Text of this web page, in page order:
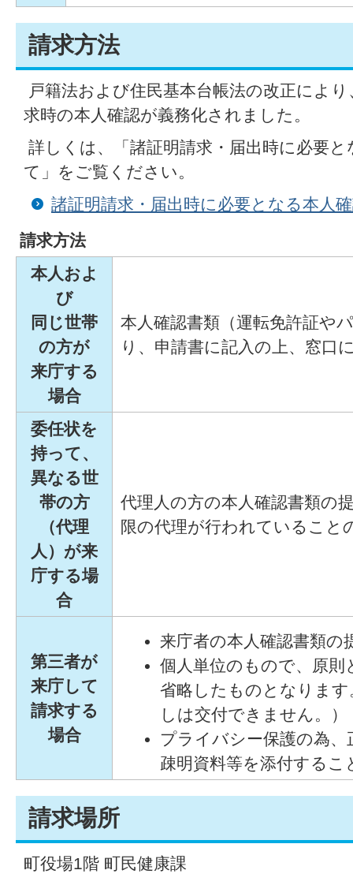
請求方法
戸籍法および住民基本台帳法の改正によ
求時の本人確認が義務化されました。
詳しくは、「諸証明請求・届出時に必要
て」をご覧ください。
諸証明請求・届出時に必要となる本人
請求方法
本人およ
び
同じ世帯
の方が
来庁する
場合
本人確認書類（運転免許証や
り、申請書に記入の上、窓口
委任状を
持って、
異なる世
帯の方
（代理
人）が来
庁する場
合
代理人の方の本人確認書類の
限の代理が行われていること
第三者が
来庁して
請求する
場合
来庁者の本人確認書類の
個人単位のもので、原則
省略したものとなりま
しは交付できません。）
プライバシー保護の為
疎明資料等を添付するこ
請求場所
町役場1階 町民健康課